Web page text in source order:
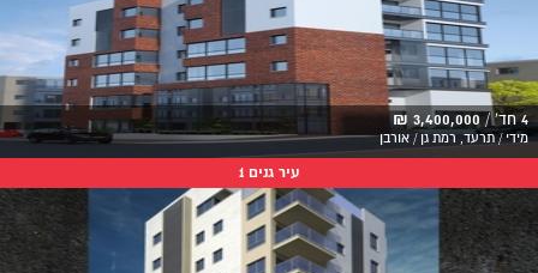
4 חד' / 3,400,000 ₪
מידי / תרעד, רמת גן / אורבן
עיר גנים 1